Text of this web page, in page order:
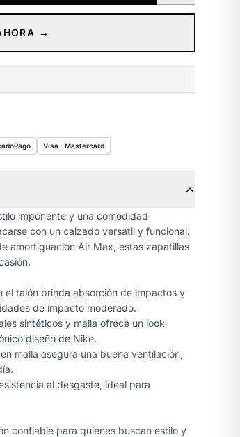
→
Visa · Mastercard
imponente y una comodidad
con un calzado versátil y funcional.
amortiguación Air Max, estas zapatillas
el talón brinda absorción de impactos y
de impacto moderado.
sintéticos y malla ofrece un look
diseño de Nike.
malla asegura una buena ventilación,
al desgaste, ideal para
confiable para quienes buscan estilo y